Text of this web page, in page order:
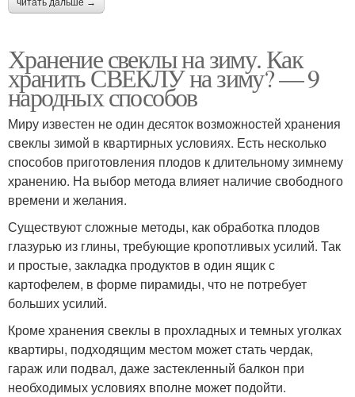
читать дальше →
Хранение свеклы на зиму. Как
хранить СВЕКЛУ на зиму? — 9
народных способов
Миру известен не один десяток возможностей хранения
свеклы зимой в квартирных условиях. Есть несколько
способов приготовления плодов к длительному зимнему
хранению. На выбор метода влияет наличие свободного
времени и желания.
Существуют сложные методы, как обработка плодов
глазурью из глины, требующие кропотливых усилий. Так
и простые, закладка продуктов в один ящик с
картофелем, в форме пирамиды, что не потребует
больших усилий.
Кроме хранения свеклы в прохладных и темных уголках
квартиры, подходящим местом может стать чердак,
гараж или подвал, даже застекленный балкон при
необходимых условиях вполне может подойти.